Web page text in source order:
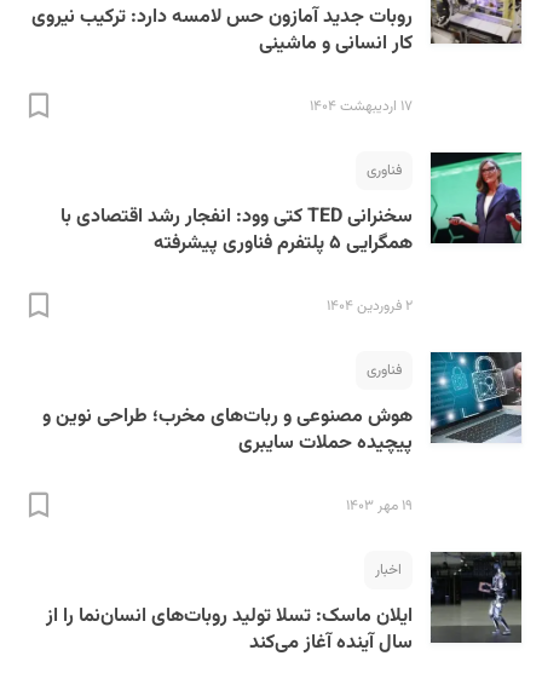
روبات جدید آمازون حس لامسه دارد: ترکیب نیروی
کار انسانی و ماشینی
۱۷ اردیبهشت ۱۴۰۴
فناوری
سخنرانی TED کتی وود: انفجار رشد اقتصادی با
همگرایی ۵ پلتفرم فناوری پیشرفته
۲ فروردین ۱۴۰۴
فناوری
هوش مصنوعی و ربات‌های مخرب؛ طراحی نوین و
پیچیده حملات سایبری
۱۹ مهر ۱۴۰۳
اخبار
ایلان ماسک: تسلا تولید روبات‌های انسان‌نما را از
سال آینده آغاز می‌کند